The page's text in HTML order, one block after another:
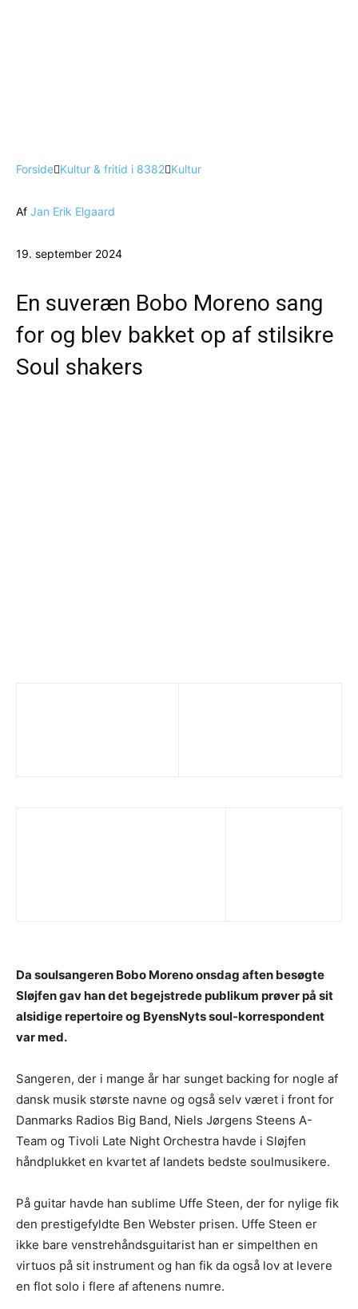
Forside Kultur & fritid i 8382 Kultur
Af Jan Erik Elgaard
19. september 2024
En suveræn Bobo Moreno sang
for og blev bakket op af stilsikre
Soul shakers
Da soulsangeren Bobo Moreno onsdag aften besøgte
Sløjfen gav han det begejstrede publikum prøver på sit
alsidige repertoire og ByensNyts soul-korrespondent
var med.
Sangeren, der i mange år har sunget backing for nogle af
dansk musik største navne og også selv været i front for
Danmarks Radios Big Band, Niels Jørgens Steens A-
Team og Tivoli Late Night Orchestra havde i Sløjfen
håndplukket en kvartet af landets bedste soulmusikere.
På guitar havde han sublime Uffe Steen, der for nylige fik
den prestigefyldte Ben Webster prisen. Uffe Steen er
ikke bare venstrehåndsguitarist han er simpelthen en
virtuos på sit instrument og han fik da også lov at levere
en flot solo i flere af aftenens numre.